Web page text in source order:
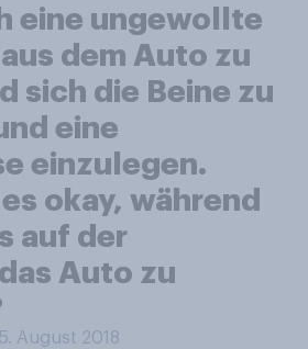
eine ungewollte
aus dem Auto zu
sich die Beine zu
eine
einzulegen.
okay, während
auf der
Auto zu
August 2018